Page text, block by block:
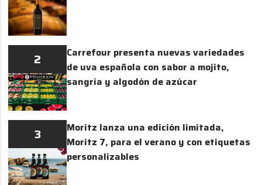
2
Carrefour presenta nuevas variedades
de uva española con sabor a mojito,
sangría y algodón de azúcar
3
Moritz lanza una edición limitada,
Moritz 7, para el verano y con etiquetas
personalizables